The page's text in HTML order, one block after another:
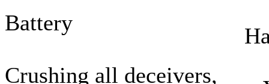
Battery
Crushing all deceivers,